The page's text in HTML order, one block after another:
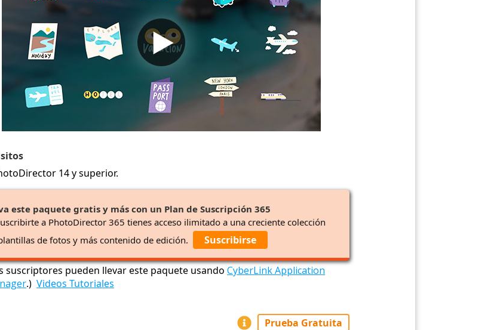
14 y superior.
este paquete gratis y más con un Plan de Suscripción 365
a PhotoDirector 365 tienes acceso ilimitado a una creciente colección
de fotos y más contenido de edición.
Suscribirse
suscriptores pueden llevar este paquete usando CyberLink Application
.) Videos Tutoriales
Prueba Gratuita